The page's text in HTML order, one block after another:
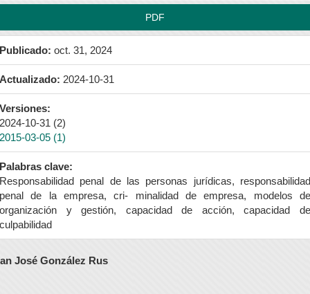
PDF
Publicado: oct. 31, 2024
Actualizado: 2024-10-31
Versiones:
2024-10-31 (2)
2015-03-05 (1)
Palabras clave:
Responsabilidad penal de las personas jurídicas, responsabilidad
penal de la empresa, cri- minalidad de empresa, modelos de
organización y gestión, capacidad de acción, capacidad de
culpabilidad
José González Rus